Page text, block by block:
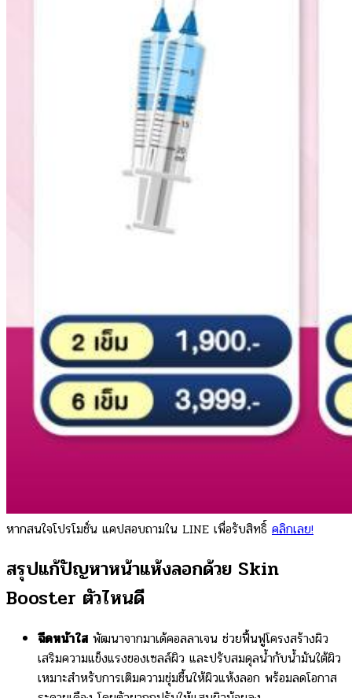
หากสนใจโปรโมชั่น แคปสอบถามใน LINE เพื่อรับสิทธิ์ คลิกเลย!
สรุปแก้ปัญหาหน้าแห้งลอกด้วย Skin
Booster ตัวไหนดี
ฉีดหน้าใส พัฒนาจากมาเด้คอลลาเจน ช่วยฟื้นฟูโครงสร้างผิว
เสริมความแข็งแรงของเซลล์ผิว และปรับสมดุลน้ำกับน้ำมันใต้ผิว
เหมาะสำหรับการเติมความชุ่มชื้นให้ผิวแห้งลอก พร้อมลดโอกาส